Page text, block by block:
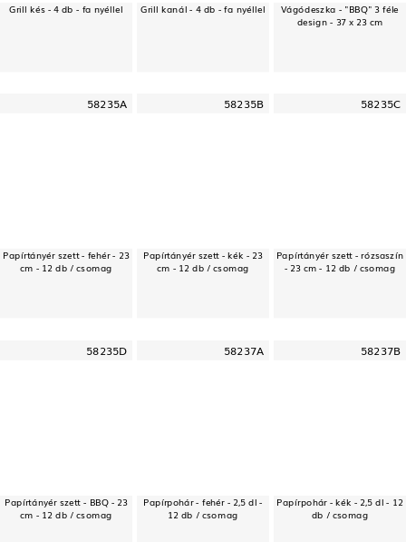
Grill kés - 4 db - fa nyéllel Grill kanál - 4 db - fa nyéllel
Vágódeszka - "BBQ" 3 féle
design - 37 x 23 cm
58235A
Papírtányér szett - fehér - 23
cm - 12 db / csomag
58235B
Papírtányér szett - kék - 23
cm - 12 db / csomag
58235C
Papírtányér szett - rózsaszín
- 23 cm - 12 db / csomag
58235D
Papírtányér szett - BBQ - 23
cm - 12 db / csomag
58237A
Papírpohár - fehér - 2,5 dl -
12 db / csomag
58237B
Papírpohár - kék - 2,5 dl - 12
db / csomag